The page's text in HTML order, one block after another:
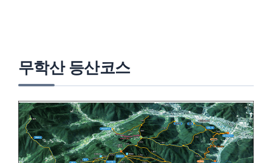
무학산 등산코스